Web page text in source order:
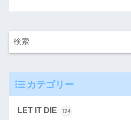
カテゴリー
LET IT DIE 124